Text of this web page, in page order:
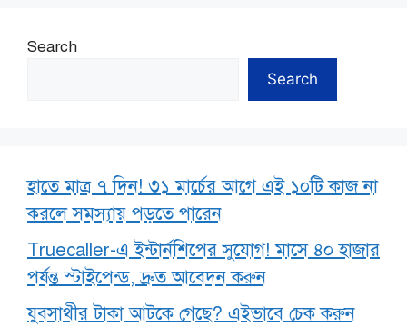
Search
Search
হাতে মাত্র ৭ দিন! ৩১ মার্চের আগে এই ১০টি কাজ না
করলে সমস্যায় পড়তে পারেন
Truecaller-এ ইন্টার্নশিপের সুযোগ! মাসে ৪০ হাজার
পর্যন্ত স্টাইপেন্ড, দ্রুত আবেদন করুন
যুবসাথীর টাকা আটকে গেছে? এইভাবে চেক করুন